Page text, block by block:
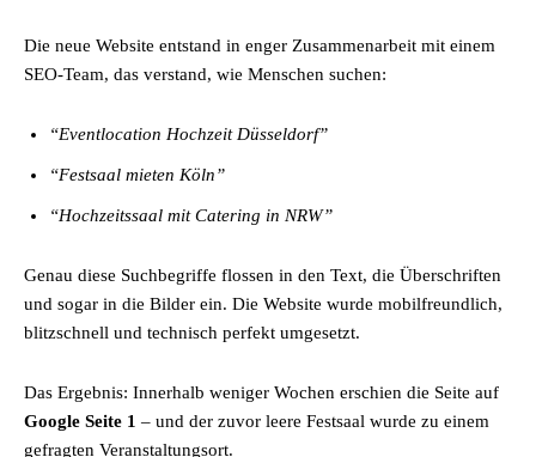
Die neue Website entstand in enger Zusammenarbeit mit einem
SEO-Team, das verstand, wie Menschen suchen:
“Eventlocation Hochzeit Düsseldorf”
“Festsaal mieten Köln”
“Hochzeitssaal mit Catering in NRW”
Genau diese Suchbegriffe flossen in den Text, die Überschriften
und sogar in die Bilder ein. Die Website wurde mobilfreundlich,
blitzschnell und technisch perfekt umgesetzt.
Das Ergebnis: Innerhalb weniger Wochen erschien die Seite auf
Google Seite 1 – und der zuvor leere Festsaal wurde zu einem
gefragten Veranstaltungsort.